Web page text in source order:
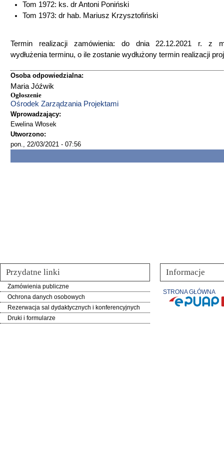
Tom 1972: ks. dr Antoni Poniński
Tom 1973: dr hab. Mariusz Krzysztofiński
Termin realizacji zamówienia: do dnia 22.12.2021 r. z
wydłużenia terminu, o ile zostanie wydłużony termin realizacji
Osoba odpowiedzialna:
Maria Jóźwik
Ogłoszenie
Ośrodek Zarządzania Projektami
Wprowadzający:
Ewelina Włosek
Utworzono:
pon., 22/03/2021 - 07:56
Przydatne linki
Zamówienia publiczne
Ochrona danych osobowych
Rezerwacja sal dydaktycznych i konferencyjnych
Druki i formularze
Informacje
STRONA GŁÓWNA